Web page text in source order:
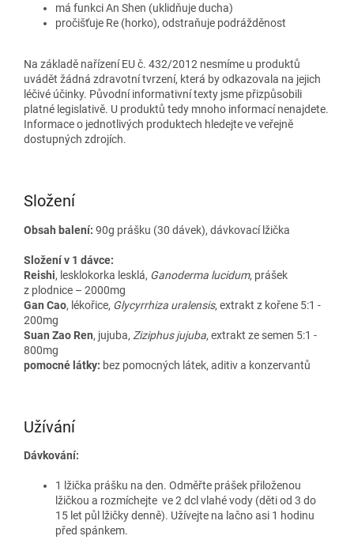
má funkci An Shen (uklidňuje ducha)
pročišťuje Re (horko), odstraňuje podrážděnost
Na základě nařízení EU č. 432/2012 nesmíme u produktů
uvádět žádná zdravotní tvrzení, která by odkazovala na jejich
léčivé účinky. Původní informativní texty jsme přizpůsobili
platné legislativě. U produktů tedy mnoho informací nenajdete.
Informace o jednotlivých produktech hledejte ve veřejně
dostupných zdrojích.
Složení
Obsah balení: 90g prášku (30 dávek), dávkovací lžička
Složení v 1 dávce:
Reishi, lesklokorka lesklá, Ganoderma lucidum, prášek
z plodnice – 2000mg
Gan Cao, lékořice, Glycyrrhiza uralensis, extrakt z kořene 5:1 -
200mg
Suan Zao Ren, jujuba, Ziziphus jujuba, extrakt ze semen 5:1 -
800mg
pomocné látky: bez pomocných látek, aditiv a konzervantů
Užívání
Dávkování:
1 lžička prášku na den. Odměřte prášek přiloženou
lžičkou a rozmíchejte ve 2 dcl vlahé vody (děti od 3 do
15 let půl lžičky denně). Užívejte na lačno asi 1 hodinu
před spánkem.